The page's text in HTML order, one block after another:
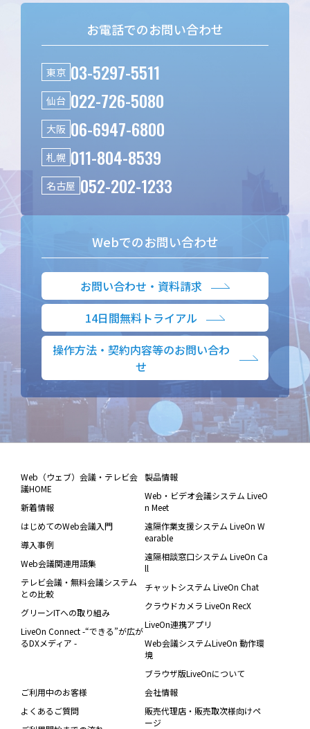
お電話でのお問い合わせ
東京 03-5297-5511
仙台 022-726-5080
大阪 06-6947-6800
札幌 011-804-8539
名古屋 052-202-1233
Webでのお問い合わせ
お問い合わせ・資料請求
14日間無料トライアル
操作方法・契約内容等のお問い合わ
せ
Web（ウェブ）会議・テレビ会
議HOME
新着情報
はじめてのWeb会議入門
導入事例
Web会議関連用語集
テレビ会議・無料会議システム
との比較
グリーンITへの取り組み
LiveOn Connect -“できる”が広が
るDXメディア -
製品情報
Web・ビデオ会議システム LiveO
n Meet
遠隔作業支援システム LiveOn W
earable
遠隔相談窓口システム LiveOn Ca
ll
チャットシステム LiveOn Chat
クラウドカメラ LiveOn RecX
LiveOn連携アプリ
Web会議システムLiveOn 動作環
境
ブラウザ版LiveOnについて
ご利用中のお客様
よくあるご質問
会社情報
販売代理店・販売取次様向けペ
ージ